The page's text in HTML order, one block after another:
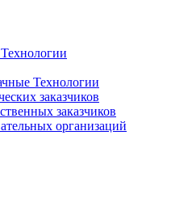
Технологии
заказчиков
заказчиков
организаций